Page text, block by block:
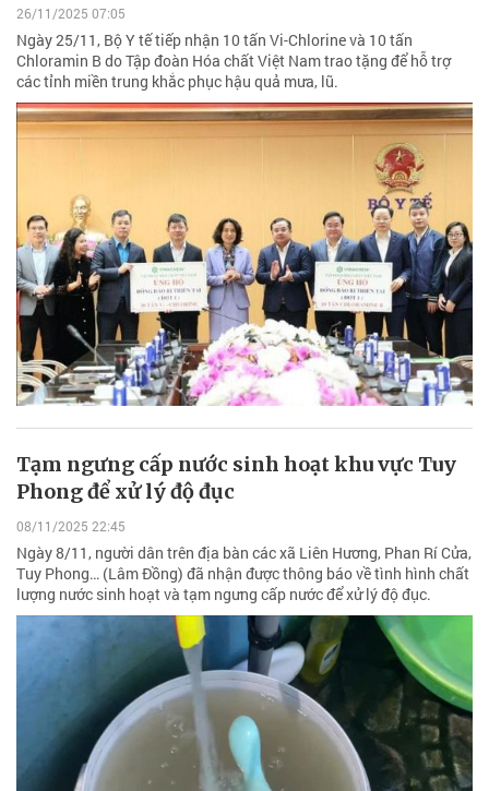
26/11/2025 07:05
Ngày 25/11, Bộ Y tế tiếp nhận 10 tấn Vi-Chlorine và 10 tấn
Chloramin B do Tập đoàn Hóa chất Việt Nam trao tặng để hỗ trợ
các tỉnh miền trung khắc phục hậu quả mưa, lũ.
Tạm ngưng cấp nước sinh hoạt khu vực Tuy
Phong để xử lý độ đục
08/11/2025 22:45
Ngày 8/11, người dân trên địa bàn các xã Liên Hương, Phan Rí Cửa,
Tuy Phong… (Lâm Đồng) đã nhận được thông báo về tình hình chất
lượng nước sinh hoạt và tạm ngưng cấp nước để xử lý độ đục.